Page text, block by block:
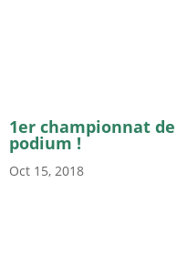
1er championnat
podium !
Oct 15, 2018